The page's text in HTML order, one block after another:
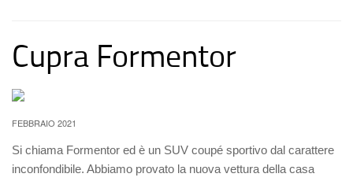
Cupra Formentor
FEBBRAIO 2021
Si chiama Formentor ed è un SUV coupé sportivo dal carattere
inconfondibile. Abbiamo provato la nuova vettura della casa